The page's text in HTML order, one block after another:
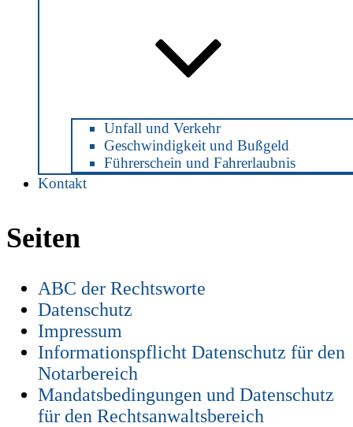
Unfall und Verkehr
Geschwindigkeit und Bußgeld
Führerschein und Fahrerlaubnis
Kontakt
info@notarin-jonas.de
Tel: 04892 / 890 8160
Seiten
ABC der Rechtsworte
Datenschutz
Impressum
Informationspflicht Datenschutz für den
Notarbereich
Mandatsbedingungen und Datenschutz
für den Rechtsanwaltsbereich